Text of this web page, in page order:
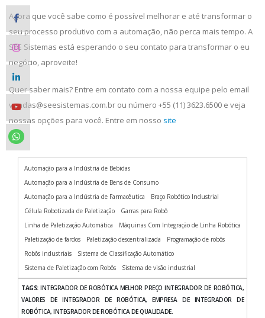
Agora que você sabe como é possível melhorar e até transformar o
seu processo produtivo com a automação, não perca mais tempo. A
SEE Sistemas está esperando o seu contato para transformar o eu
negócio, aproveite!
Quer saber mais? Entre em contato com a nossa equipe pelo email
vendas@seesistemas.com.br ou número +55 (11) 3623.6500 e veja
nossas opções para você. Entre em nosso site
Automação para a Indústria de Bebidas
Automação para a Indústria de Bens de Consumo
Automação para a Indústria de Farmacêutica
Braço Robótico Industrial
Célula Robotizada de Paletização
Garras para Robô
Linha de Paletização Automática
Máquinas Com Integração de Linha Robótica
Paletização de fardos
Paletização descentralizada
Programação de robôs
Robôs industriais
Sistema de Classificação Automático
Sistema de Paletização com Robôs
Sistema de visão industrial
TAGS:INTEGRADOR DE ROBÓTICA MELHOR PREÇO INTEGRADOR DE ROBÓTICA,
VALORES DE INTEGRADOR DE ROBÓTICA, EMPRESA DE INTEGRADOR DE
ROBÓTICA, INTEGRADOR DE ROBÓTICA DE QUALIDADE.